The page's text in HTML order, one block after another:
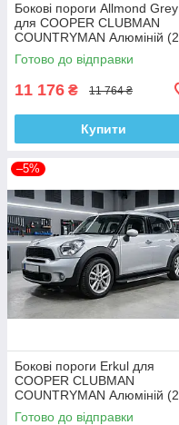
Бокові пороги Allmond Grey
для COOPER CLUBMAN
COUNTRYMAN Алюміній (2
шт.)
Готово до відправки
11 176 ₴ 11 764 ₴
Купити
–5%
Бокові пороги Erkul для
COOPER CLUBMAN
COUNTRYMAN Алюміній (2
шт.)
Готово до відправки